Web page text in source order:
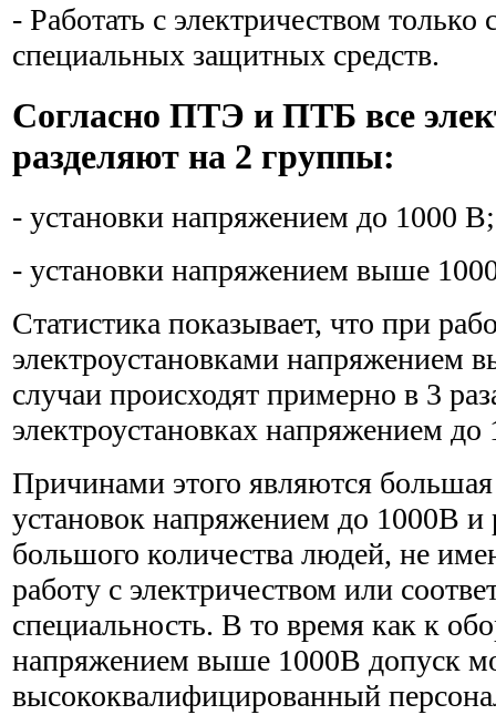
- Работать с электричеством
специальных защитных средств.
Согласно ПТЭ и ПТБ все
разделяют на 2 группы:
- установки напряжением до 1000 В;
- установки напряжением выше
Статистика показывает, что при
электроустановками напряжением
случаи происходят примерно в 3
электроустановках напряжением
Причинами этого являются большая
установок напряжением до 1000В и
большого количества людей, не
работу с электричеством или
специальность. В то время как к
напряжением выше 1000В допуск
высококвалифицированный